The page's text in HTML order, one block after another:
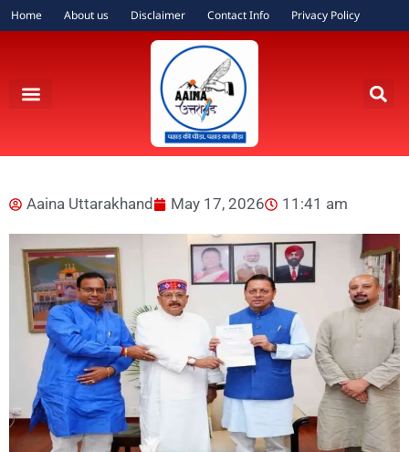
Home About us Disclaimer Contact Info Privacy Policy
Aaina Uttarakhand May 17, 2026 11:41 am